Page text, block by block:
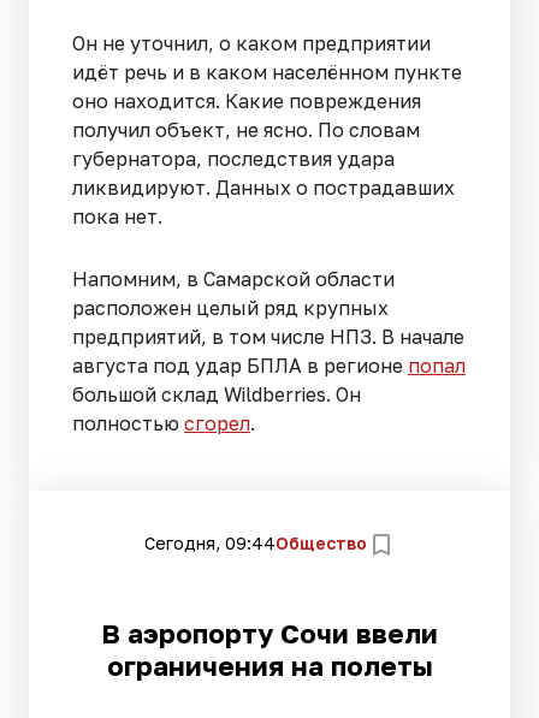
Он не уточнил, о каком предприятии
идёт речь и в каком населённом пункте
оно находится. Какие повреждения
получил объект, не ясно. По словам
губернатора, последствия удара
ликвидируют. Данных о пострадавших
пока нет.
Напомним, в Самарской области
расположен целый ряд крупных
предприятий, в том числе НПЗ. В начале
августа под удар БПЛА в регионе попал
большой склад Wildberries. Он
полностью сгорел.
Сегодня, 09:44Общество
В аэропорту Сочи ввели
ограничения на полеты